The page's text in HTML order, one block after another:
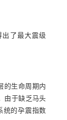
出了最大震级
的生命周期内
由于缺乏马头
统的孕震指数